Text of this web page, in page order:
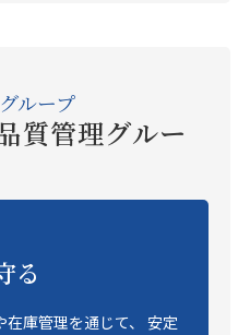
ループ
質管理グルー
る
庫管理を通じて、 安定